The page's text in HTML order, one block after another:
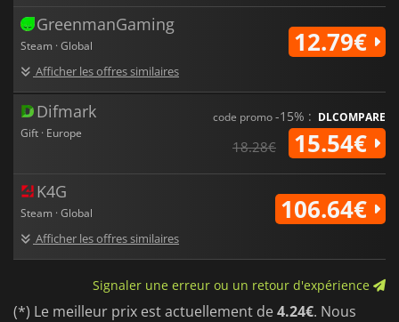
GreenmanGaming
Steam · Global
Afficher les offres similaires
12.79€
Difmark
Gift · Europe
code promo-15% : DLCOMPARE
18.28€ 15.54€
K4G
Steam · Global
Afficher les offres similaires
106.64€
Signaler une erreur ou un retour d'expérience
(*) Le meilleur prix est actuellement de4.24€. Nous